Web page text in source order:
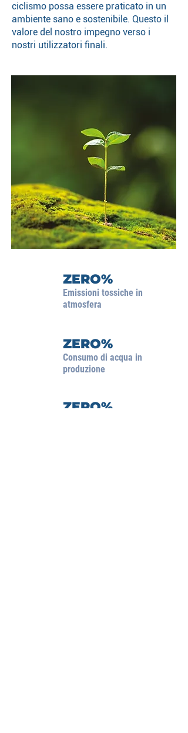
ciclismo possa essere praticato in un
ambiente sano e sostenibile. Questo il
valore del nostro impegno verso i
nostri utilizzatori finali.
ZERO%
Emissioni tossiche in
atmosfera
ZERO%
Consumo di acqua in
produzione
ZERO%